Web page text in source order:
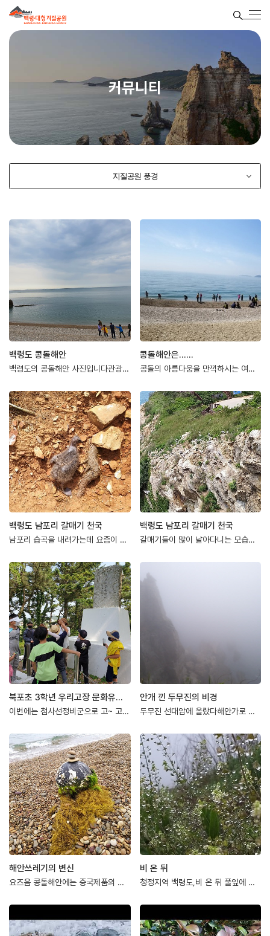
커뮤니티
지질공원 풍경
백령도 콩돌해안
백령도의 콩돌해안 사진입니다관광객 여러분들이 마치 기차놀이를 하는 것 같네요
콩돌해안은......
콩돌의 아름다움을 만끽하시는 여러 여행객들의 발길이 끊이지를 않아요.야~~ 돌이 참 예쁘다…
백령도 남포리 갈매기 천국
남포리 습곡을 내려가는데 요즘이 갈매기 산란철이라 활동이 아주 활발하답니다.그 와중에 암컷…
백령도 남포리 갈매기 천국
갈매기들이 많이 날아다니는 모습을 동영상으로 촬영하였으나 업로드 되지 않는 관계로 생략하고…
북포초 3학년 우리고장 문화유산 답사 2-남산의 첨사선정비군
이번에는 첨사선정비군으로 고~ 고~첨사선정비군은 남산에 있는데남산에 올라가면 오른쪽으로 선…
안개 낀 두무진의 비경
두무진 선대암에 올랐다해안가로 내려가는 나무데크를 내려다보니 돌들이 어지럽게 널려 있다. …
해안쓰레기의 변신
요즈음 콩돌해안에는 중국제품의 페트병, 우리나라 페트병, 스티로폼 조각조각들, 플라스틱 제…
비 온 뒤
청정지역 백령도,비 온 뒤 풀잎에 맺힌 이슬사람이 어떻게 이런 작품을 만들 수 있을까요우~…